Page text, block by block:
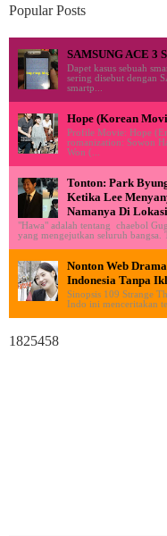
Popular Posts
SAMSUNG ACE 3
Dapet kasus sebuah
sering disebut dengan
smartp...
Hope (Korean
Profile Movie: Hope
romanization: Sowon
Won (...
Tonton: Park
Ketika Lee
Namanya Di
"Hawa" adalah tentang chaebol
yang mengejutkan seluruh bangsa.
Nonton Web
Indonesia Tanpa
Sinopsis 109 Strange
Indo ini menceritakan
1825458